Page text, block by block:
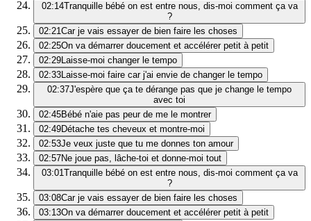
02:14Tranquille bébé on est entre nous, dis-moi comment ça va
?
02:21Car je vais essayer de bien faire les choses
02:25On va démarrer doucement et accélérer petit à petit
02:29Laisse-moi changer le tempo
02:33Laisse-moi faire car j'ai envie de changer le tempo
02:37J'espère que ça te dérange pas que je change le tempo
avec toi
02:45Bébé n'aie pas peur de me le montrer
02:49Détache tes cheveux et montre-moi
02:53Je veux juste que tu me donnes ton amour
02:57Ne joue pas, lâche-toi et donne-moi tout
03:01Tranquille bébé on est entre nous, dis-moi comment ça va
?
03:08Car je vais essayer de bien faire les choses
03:13On va démarrer doucement et accélérer petit à petit